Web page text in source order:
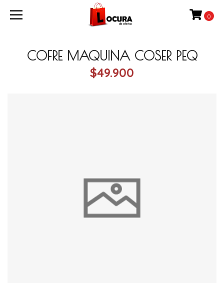
0
COFRE MAQUINA COSER PEQ
$49.900